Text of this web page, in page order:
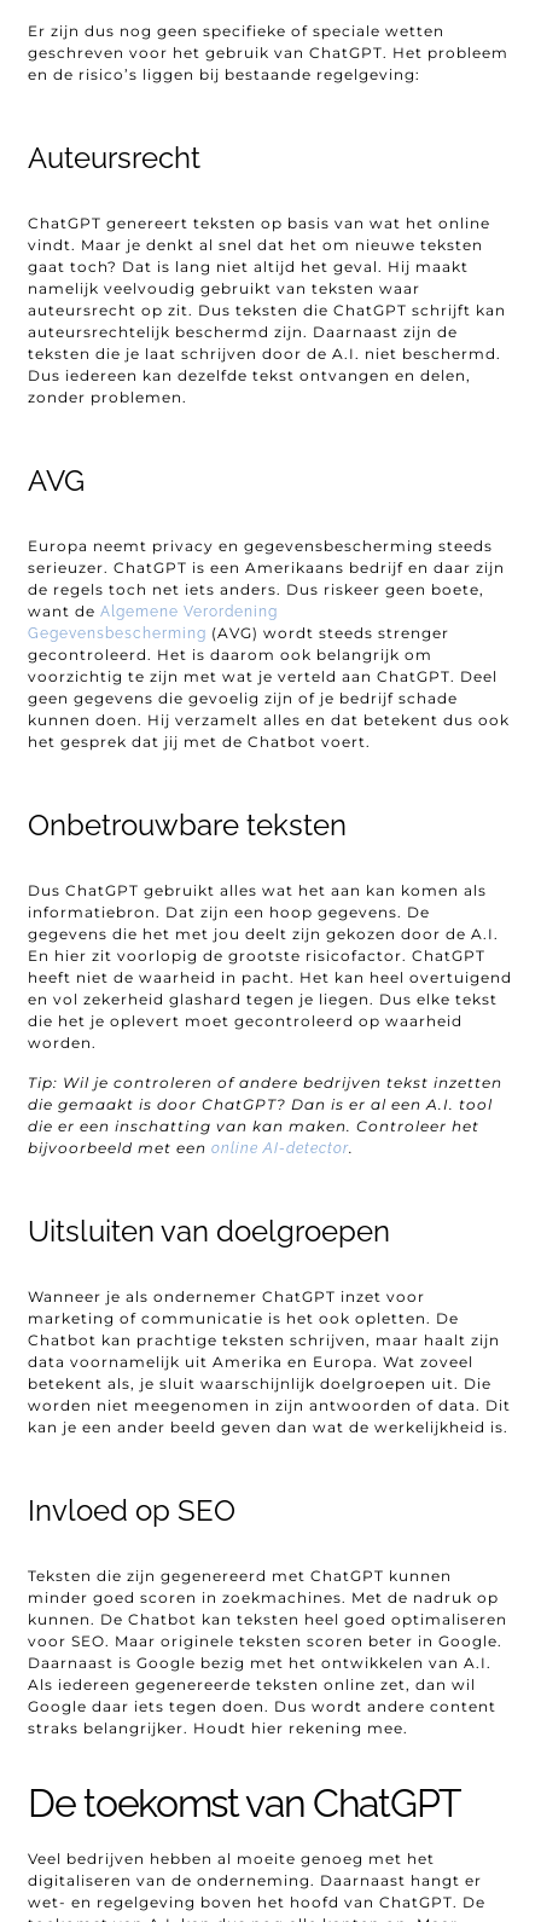
Er zijn dus nog geen specifieke of speciale wetten
geschreven voor het gebruik van ChatGPT. Het probleem
en de risico’s liggen bij bestaande regelgeving:
Auteursrecht
ChatGPT genereert teksten op basis van wat het online
vindt. Maar je denkt al snel dat het om nieuwe teksten
gaat toch? Dat is lang niet altijd het geval. Hij maakt
namelijk veelvoudig gebruikt van teksten waar
auteursrecht op zit. Dus teksten die ChatGPT schrijft kan
auteursrechtelijk beschermd zijn. Daarnaast zijn de
teksten die je laat schrijven door de A.I. niet beschermd.
Dus iedereen kan dezelfde tekst ontvangen en delen,
zonder problemen.
AVG
Europa neemt privacy en gegevensbescherming steeds
serieuzer. ChatGPT is een Amerikaans bedrijf en daar zijn
de regels toch net iets anders. Dus riskeer geen boete,
want deAlgemene Verordening
Gegevensbescherming (AVG) wordt steeds strenger
gecontroleerd. Het is daarom ook belangrijk om
voorzichtig te zijn met wat je verteld aan ChatGPT. Deel
geen gegevens die gevoelig zijn of je bedrijf schade
kunnen doen. Hij verzamelt alles en dat betekent dus ook
het gesprek dat jij met de Chatbot voert.
Onbetrouwbare teksten
Dus ChatGPT gebruikt alles wat het aan kan komen als
informatiebron. Dat zijn een hoop gegevens. De
gegevens die het met jou deelt zijn gekozen door de A.I.
En hier zit voorlopig de grootste risicofactor. ChatGPT
heeft niet de waarheid in pacht. Het kan heel overtuigend
en vol zekerheid glashard tegen je liegen. Dus elke tekst
die het je oplevert moet gecontroleerd op waarheid
worden.
Tip: Wil je controleren of andere bedrijven tekst inzetten
die gemaakt is door ChatGPT? Dan is er al een A.I. tool
die er een inschatting van kan maken. Controleer het
bijvoorbeeld met eenonline AI-detector.
Uitsluiten van doelgroepen
Wanneer je als ondernemer ChatGPT inzet voor
marketing of communicatie is het ook opletten. De
Chatbot kan prachtige teksten schrijven, maar haalt zijn
data voornamelijk uit Amerika en Europa. Wat zoveel
betekent als, je sluit waarschijnlijk doelgroepen uit. Die
worden niet meegenomen in zijn antwoorden of data. Dit
kan je een ander beeld geven dan wat de werkelijkheid is.
Invloed op SEO
Teksten die zijn gegenereerd met ChatGPT kunnen
minder goed scoren in zoekmachines. Met de nadruk op
kunnen. De Chatbot kan teksten heel goed optimaliseren
voor SEO. Maar originele teksten scoren beter in Google.
Daarnaast is Google bezig met het ontwikkelen van A.I.
Als iedereen gegenereerde teksten online zet, dan wil
Google daar iets tegen doen. Dus wordt andere content
straks belangrijker. Houdt hier rekening mee.
De toekomst van ChatGPT
Veel bedrijven hebben al moeite genoeg met het
digitaliseren van de onderneming. Daarnaast hangt er
wet- en regelgeving boven het hoofd van ChatGPT. De